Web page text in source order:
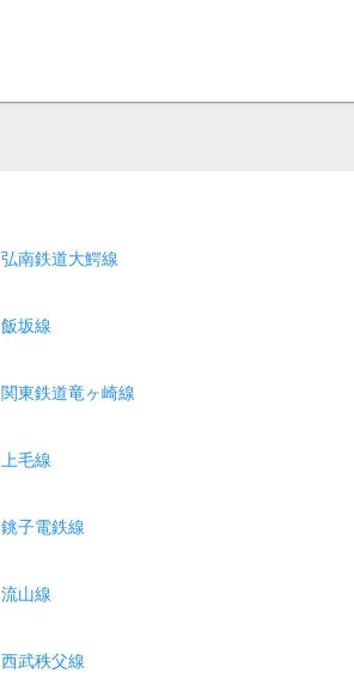
弘南鉄道大鰐線
飯坂線
関東鉄道竜ヶ崎線
上毛線
銚子電鉄線
流山線
西武秩父線